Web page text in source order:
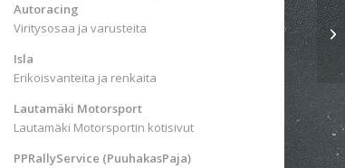
Autoracing
Viritysosaa ja varusteita
Isla
Erikoisvanteita ja renkaita
Lautamäki Motorsport
Lautamäki Motorsportin kotisivut
PPRallyService (PuuhakasPaja)